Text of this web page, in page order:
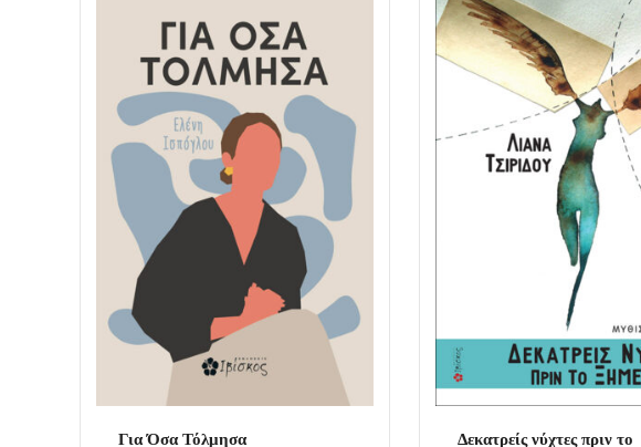
Για Όσα Τόλμησα
Δεκατρείς νύχτες πριν το